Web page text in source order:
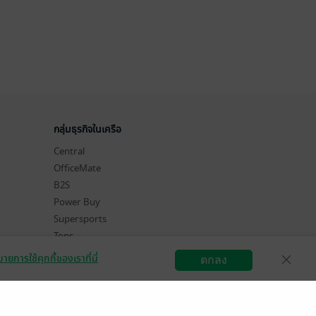
กลุ่มธุรกิจในเครือ
Central
OfficeMate
B2S
Power Buy
Supersports
Tops
Hytexts
สมัครขายอีบุ๊ก
วิธีการใช้งาน
ายการใช้คุกกี้ของเราที่นี่ ตกลง